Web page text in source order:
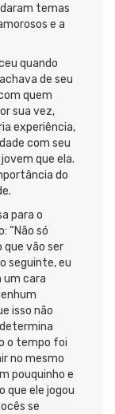
temas
e a
quando
de seu
quem
sua vez,
experiência,
com seu
que ela.
do
para o
“Não só
vão ser
seguinte, eu
um cara
isso não
o tempo foi
no mesmo
pouquinho e
que ele jogou
se